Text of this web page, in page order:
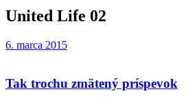
United Life 02
6. marca 2015
Tak trochu zmätený príspevok